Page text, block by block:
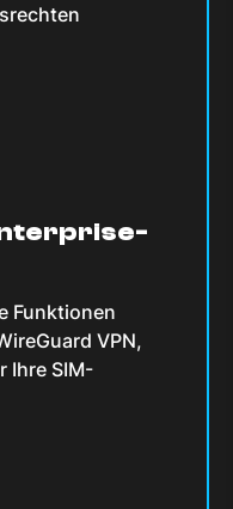
Funktionen
VPN,
Ihre SIM-